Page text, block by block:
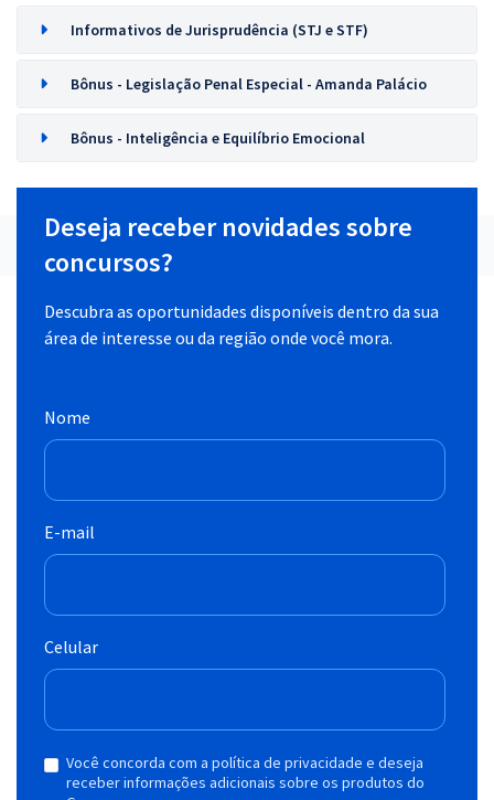
Informativos de Jurisprudência (STJ e STF)
Bônus - Legislação Penal Especial - Amanda Palácio
Bônus - Inteligência e Equilíbrio Emocional
Deseja receber novidades sobre
concursos?
Descubra as oportunidades disponíveis dentro da sua
área de interesse ou da região onde você mora.
Nome
E-mail
Celular
Você concorda com a política de privacidade e deseja
receber informações adicionais sobre os produtos do